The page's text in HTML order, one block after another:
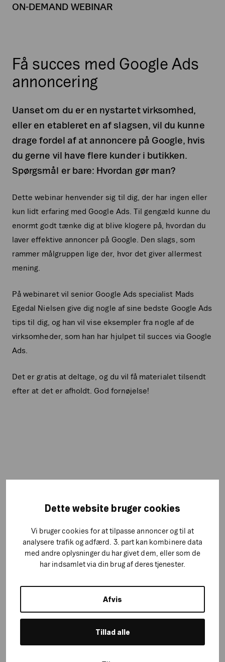
Dette website bruger cookies
Vi bruger cookies for at tilpasse annoncer og til at
analysere trafik og adfærd. 3. part kan kombinere data
med andre oplysninger du har givet dem, eller som de
har indsamlet via din brug af deres tjenester.
Afvis
Tillad alle
ON-DEMAND WEBINAR
Få succes med Google Ads
annoncering
Uanset om du er en nystartet virksomhed,
eller en etableret en af slagsen, vil du kunne
drage fordel af at annoncere på Google, hvis
du gerne vil have flere kunder i butikken.
Spørgsmål er bare: Hvordan gør man?
Dette webinar henvender sig til dig, der har ingen eller
kun lidt erfaring med Google Ads. Til gengæld kunne du
enormt godt tænke dig at blive klogere på, hvordan du
laver effektive annoncer på Google. Den slags, som
rammer målgruppen lige der, hvor det giver allermest
mening.
På webinaret vil senior Google Ads specialist Mads
Egedal Nielsen give dig nogle af sine bedste Google Ads
tips til dig, og han vil vise eksempler fra nogle af de
virksomheder, som han har hjulpet til succes via Google
Ads.
Det er gratis at deltage, og du vil få materialet tilsendt
efter at det er afholdt. God fornøjelse!